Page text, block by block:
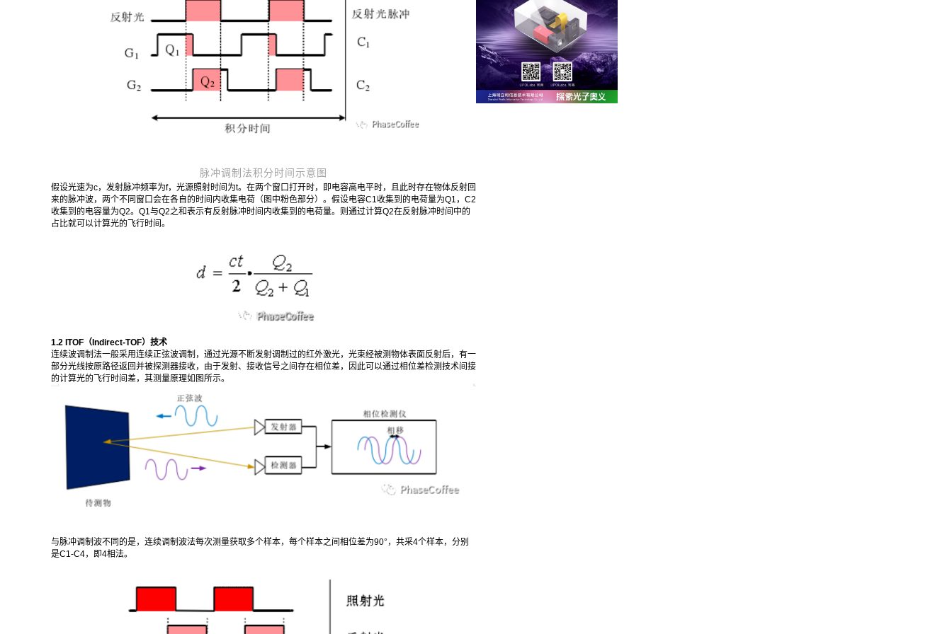
脉冲调制法积分时间示意图
假设光速为c，发射脉冲频率为f，光源照射时间为t。在两个窗口打开时，即电容高电平时，且此时存在物体反射回
来的脉冲波，两个不同窗口会在各自的时间内收集电荷（图中粉色部分）。假设电容C1收集到的电荷量为Q1，C2
收集到的电容量为Q2。Q1与Q2之和表示有反射脉冲时间内收集到的电荷量。则通过计算Q2在反射脉冲时间中的
占比就可以计算光的飞行时间。
1.2 ITOF（Indirect-TOF）技术
连续波调制法一般采用连续正弦波调制，通过光源不断发射调制过的红外激光，光束经被测物体表面反射后，有一
部分光线按原路径返回并被探测器接收，由于发射、接收信号之间存在相位差，因此可以通过相位差检测技术间接
的计算光的飞行时间差，其测量原理如图所示。
与脉冲调制波不同的是，连续调制波法每次测量获取多个样本，每个样本之间相位差为90°，共采4个样本，分别
是C1-C4，即4相法。